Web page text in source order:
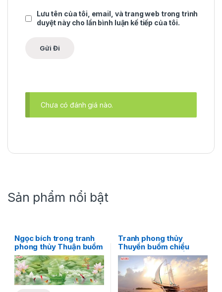
Lưu tên của tôi, email, và trang web trong trình
duyệt này cho lần bình luận kế tiếp của tôi.
Chưa có đánh giá nào.
Sản phẩm nổi bật
Ngọc bích trong tranh
phong thủy Thuận buồm
xuôi gió – Tinh hoa của
sự may mắn
Tranh phong thủy
Thuyền buồm chiều
hoàng hôn – Sự kết hợp
giữa tình yêu và biển cả